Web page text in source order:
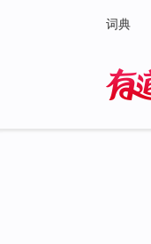
词典